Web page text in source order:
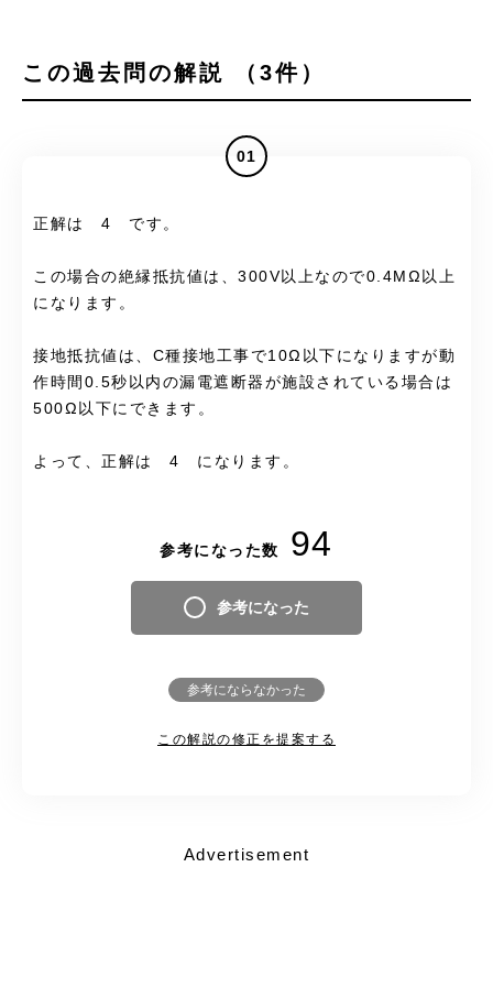
この過去問の解説 （3件）
01
正解は 4 です。
この場合の絶縁抵抗値は、300V以上なので0.4MΩ以上
になります。
接地抵抗値は、C種接地工事で10Ω以下になりますが動
作時間0.5秒以内の漏電遮断器が施設されている場合は
500Ω以下にできます。
よって、正解は 4 になります。
参考になった数 94
参考になった
参考にならなかった
この解説の修正を提案する
Advertisement